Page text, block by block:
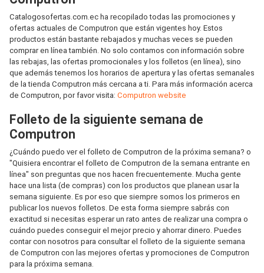
Catalogosofertas.com.ec ha recopilado todas las promociones y
ofertas actuales de Computron que están vigentes hoy. Estos
productos están bastante rebajados y muchas veces se pueden
comprar en línea también. No solo contamos con información sobre
las rebajas, las ofertas promocionales y los folletos (en línea), sino
que además tenemos los horarios de apertura y las ofertas semanales
de la tienda Computron más cercana a ti. Para más información acerca
de Computron, por favor visita: Computron website
Folleto de la siguiente semana de
Computron
¿Cuándo puedo ver el folleto de Computron de la próxima semana? o
"Quisiera encontrar el folleto de Computron de la semana entrante en
línea" son preguntas que nos hacen frecuentemente. Mucha gente
hace una lista (de compras) con los productos que planean usar la
semana siguiente. Es por eso que siempre somos los primeros en
publicar los nuevos folletos. De esta forma siempre sabrás con
exactitud si necesitas esperar un rato antes de realizar una compra o
cuándo puedes conseguir el mejor precio y ahorrar dinero. Puedes
contar con nosotros para consultar el folleto de la siguiente semana
de Computron con las mejores ofertas y promociones de Computron
para la próxima semana.